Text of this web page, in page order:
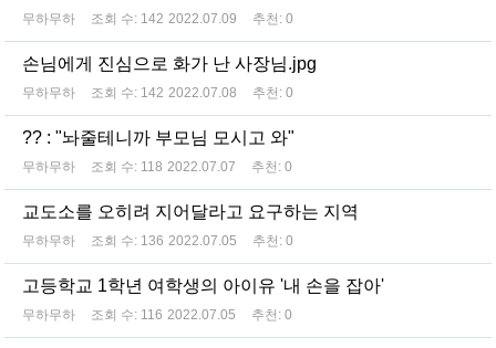
무하무하 조회 수: 142 2022.07.09 추천: 0
손님에게 진심으로 화가 난 사장님.jpg
무하무하 조회 수: 142 2022.07.08 추천: 0
?? : "놔줄테니까 부모님 모시고 와"
무하무하 조회 수: 118 2022.07.07 추천: 0
교도소를 오히려 지어달라고 요구하는 지역
무하무하 조회 수: 136 2022.07.05 추천: 0
고등학교 1학년 여학생의 아이유 '내 손을 잡아'
무하무하 조회 수: 116 2022.07.05 추천: 0